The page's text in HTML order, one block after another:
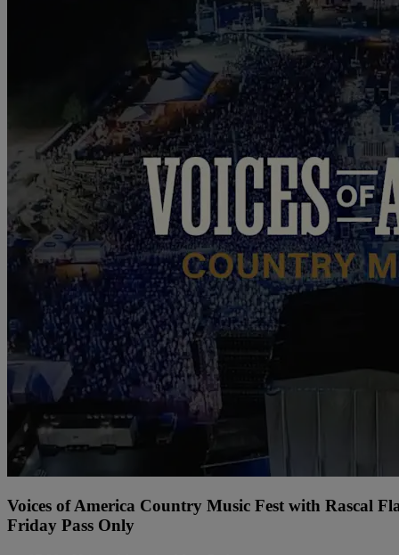
Voices of America Country Music Fest with Rascal
Friday Pass Only